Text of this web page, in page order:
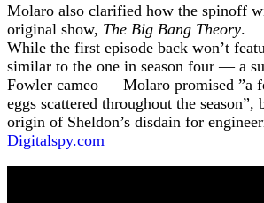
Molaro also clarified how the spinoff
original show, The Big Bang Theory.
While the first episode back won’t
similar to the one in season four — a
Fowler cameo — Molaro promised ”a
eggs scattered throughout the
origin of Sheldon’s disdain for
Digitalspy.com